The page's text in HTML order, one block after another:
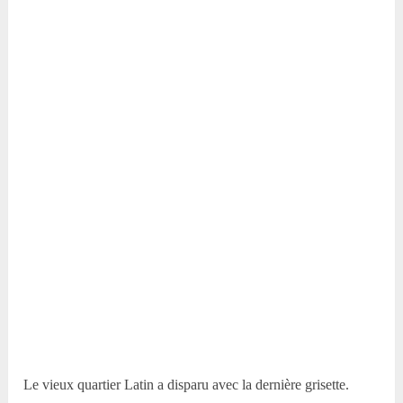
Le vieux quartier Latin a disparu avec la dernière grisette.